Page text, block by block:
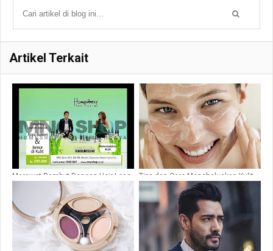
Artikel Terkait
Merawat Rambut Dengan Hair Loss
Tips dan Cara Menghaluskan Kulit
Wajah yang Aman